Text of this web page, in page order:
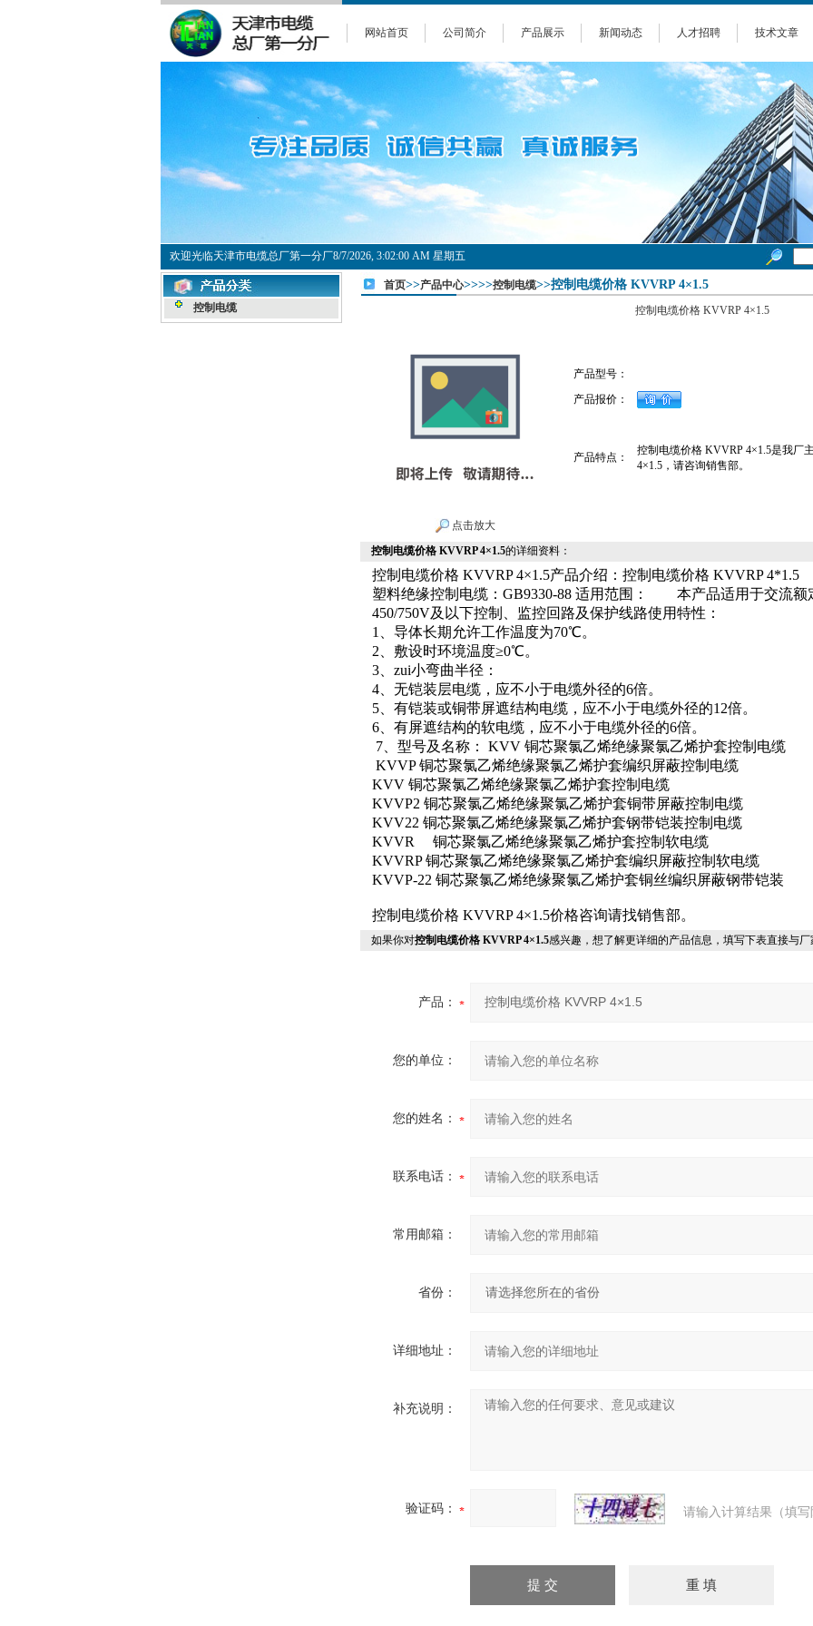
网站首页 公司简介 产品展示 新闻动态 人才招聘 技术文章
欢迎光临天津市电缆总厂第一分厂8/7/2026, 3:02:01 AM 星期五
控制电缆
首页>>产品中心>>>>控制电缆>>控制电缆价格 KVVRP 4×1.5
控制电缆价格 KVVRP 4×1.5
点击放大
产品型号：
产品报价：
产品特点：
控制电缆价格 KVVRP 4×1.5是我厂
4×1.5，请咨询销售部。
控制电缆价格 KVVRP 4×1.5的详细资料：
控制电缆价格 KVVRP 4×1.5产品介绍：控制电缆价格 KVVRP 4*1.5
塑料绝缘控制电缆：GB9330-88 适用范围： 本产品适用于交流额
450/750V及以下控制、监控回路及保护线路使用特性：
1、导体长期允许工作温度为70℃。
2、敷设时环境温度≥0℃。
3、zui小弯曲半径：
4、无铠装层电缆，应不小于电缆外径的6倍。
5、有铠装或铜带屏遮结构电缆，应不小于电缆外径的12倍。
6、有屏遮结构的软电缆，应不小于电缆外径的6倍。
7、型号及名称： KVV 铜芯聚氯乙烯绝缘聚氯乙烯护套控制电缆
KVVP 铜芯聚氯乙烯绝缘聚氯乙烯护套编织屏蔽控制电缆
KVV 铜芯聚氯乙烯绝缘聚氯乙烯护套控制电缆
KVVP2 铜芯聚氯乙烯绝缘聚氯乙烯护套铜带屏蔽控制电缆
KVV22 铜芯聚氯乙烯绝缘聚氯乙烯护套钢带铠装控制电缆
KVVR 铜芯聚氯乙烯绝缘聚氯乙烯护套控制软电缆
KVVRP 铜芯聚氯乙烯绝缘聚氯乙烯护套编织屏蔽控制软电缆
KVVP-22 铜芯聚氯乙烯绝缘聚氯乙烯护套铜丝编织屏蔽钢带铠装
控制电缆价格 KVVRP 4×1.5价格咨询请找销售部。
如果你对控制电缆价格 KVVRP 4×1.5感兴趣，想了解更详细的产品信息，填写下表直接与厂
产品：
您的单位：
您的姓名：
联系电话：
常用邮箱：
省份：
详细地址：
补充说明：
验证码： 请输入计算结果（填